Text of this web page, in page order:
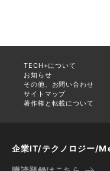
TECH+について
お知らせ
その他、お問い合わせ
サイトマップ
著作権と転載について
企業IT/テクノロジー/